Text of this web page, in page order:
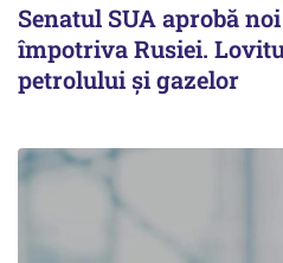
Senatul SUA aprobă
împotriva Rusiei.
petrolului și gazelor